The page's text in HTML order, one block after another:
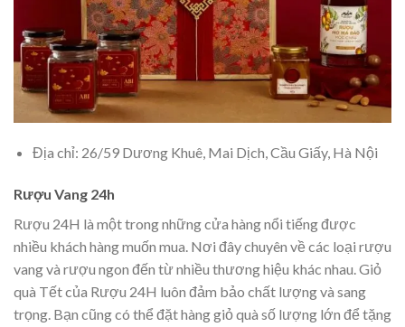
Địa chỉ: 26/59 Dương Khuê, Mai Dịch, Cầu Giấy, Hà Nội
Rượu Vang 24h
Rượu 24H là một trong những cửa hàng nổi tiếng được
nhiều khách hàng muốn mua. Nơi đây chuyên về các loại rượu
vang và rượu ngon đến từ nhiều thương hiệu khác nhau. Giỏ
quà Tết của Rượu 24H luôn đảm bảo chất lượng và sang
trọng. Bạn cũng có thể đặt hàng giỏ quà số lượng lớn để tặng